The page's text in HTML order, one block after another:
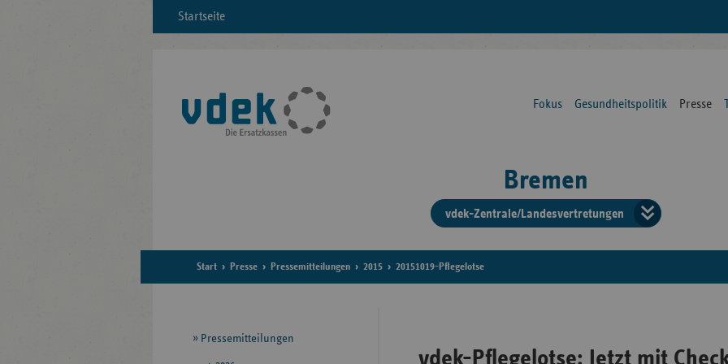
Startseite
Fokus Gesundheitspolitik Presse
Bremen
vdek-Zentrale/Landesvertretungen
der
Start Presse Pressemitteilungen 2015 20151019-Pflegelotse
vdek-Pflegelotse: Jetzt mit
Seitennavigation
Pressemitteilungen